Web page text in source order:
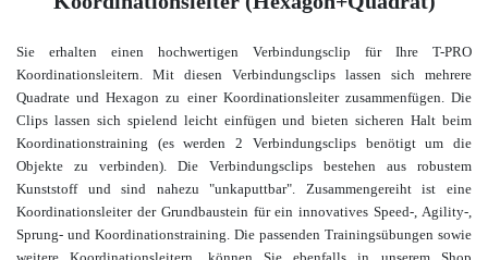
Sie erhalten einen hochwertigen Verbindungsclip für Ihre T-PRO
Koordinationsleitern. Mit diesen Verbindungsclips lassen sich mehrere
Quadrate und Hexagon zu einer Koordinationsleiter zusammenfügen. Die
Clips lassen sich spielend leicht einfügen und bieten sicheren Halt beim
Koordinationstraining (es werden 2 Verbindungsclips benötigt um die
Objekte zu verbinden). Die Verbindungsclips bestehen aus robustem
Kunststoff und sind nahezu"unkaputtbar". Zusammengereiht ist eine
Koordinationsleiter der Grundbaustein für ein innovatives Speed-, Agility-,
Sprung- und Koordinationstraining. Die passenden Trainingsübungen sowie